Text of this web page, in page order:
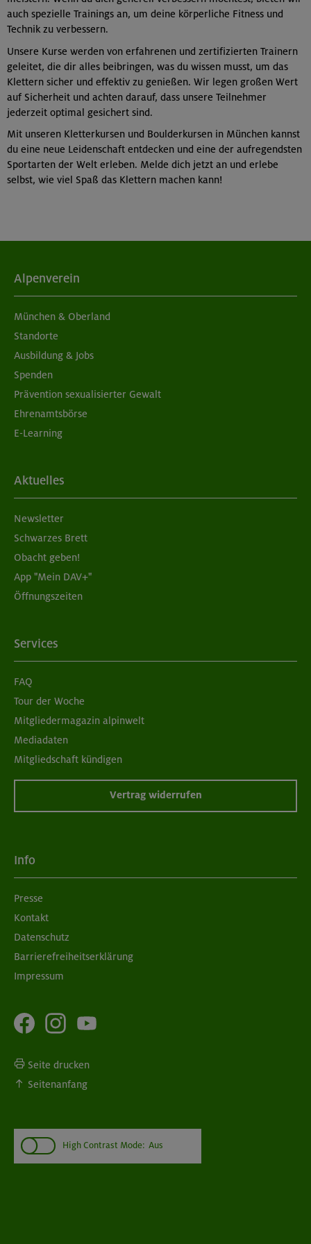
auch spezielle Trainings an, um deine körperliche Fitness und
Technik zu verbessern.
Unsere Kurse werden von erfahrenen und zertifizierten Trainern
geleitet, die dir alles beibringen, was du wissen musst, um das
Klettern sicher und effektiv zu genießen. Wir legen großen Wert
auf Sicherheit und achten darauf, dass unsere Teilnehmer
jederzeit optimal gesichert sind.
Mit unseren Kletterkursen und Boulderkursen in München kannst
du eine neue Leidenschaft entdecken und eine der aufregendsten
Sportarten der Welt erleben. Melde dich jetzt an und erlebe
selbst, wie viel Spaß das Klettern machen kann!
Alpenverein
München & Oberland
Standorte
Ausbildung & Jobs
Spenden
Prävention sexualisierter Gewalt
Ehrenamtsbörse
E-Learning
Aktuelles
Newsletter
Schwarzes Brett
Obacht geben!
App "Mein DAV+"
Öffnungszeiten
Services
FAQ
Tour der Woche
Mitgliedermagazin alpinwelt
Mediadaten
Mitgliedschaft kündigen
Vertrag widerrufen
Info
Presse
Kontakt
Datenschutz
Barrierefreiheitserklärung
Impressum
Seite drucken
Seitenanfang
High Contrast Mode: Aus